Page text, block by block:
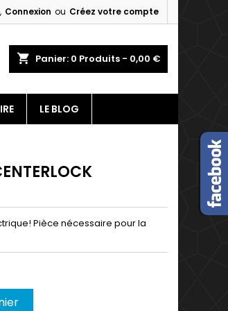
Connexion ou Créez votre compte
shopping_cart Panier: 0 Produits - 0,00 €
LE BLOG
Pièce nécessaire pour la